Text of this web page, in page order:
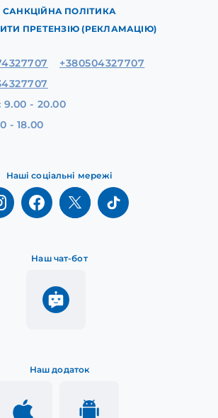
САНКЦІЙНА ПОЛІТИКА
ПРЕТЕНЗІЮ (РЕКЛАМАЦІЮ)
Наш додаток
Наш чат-бот
Наші соціальні мережі
+380504327707
- 20.00
- 18.00